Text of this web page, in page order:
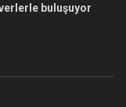
buluşuyor